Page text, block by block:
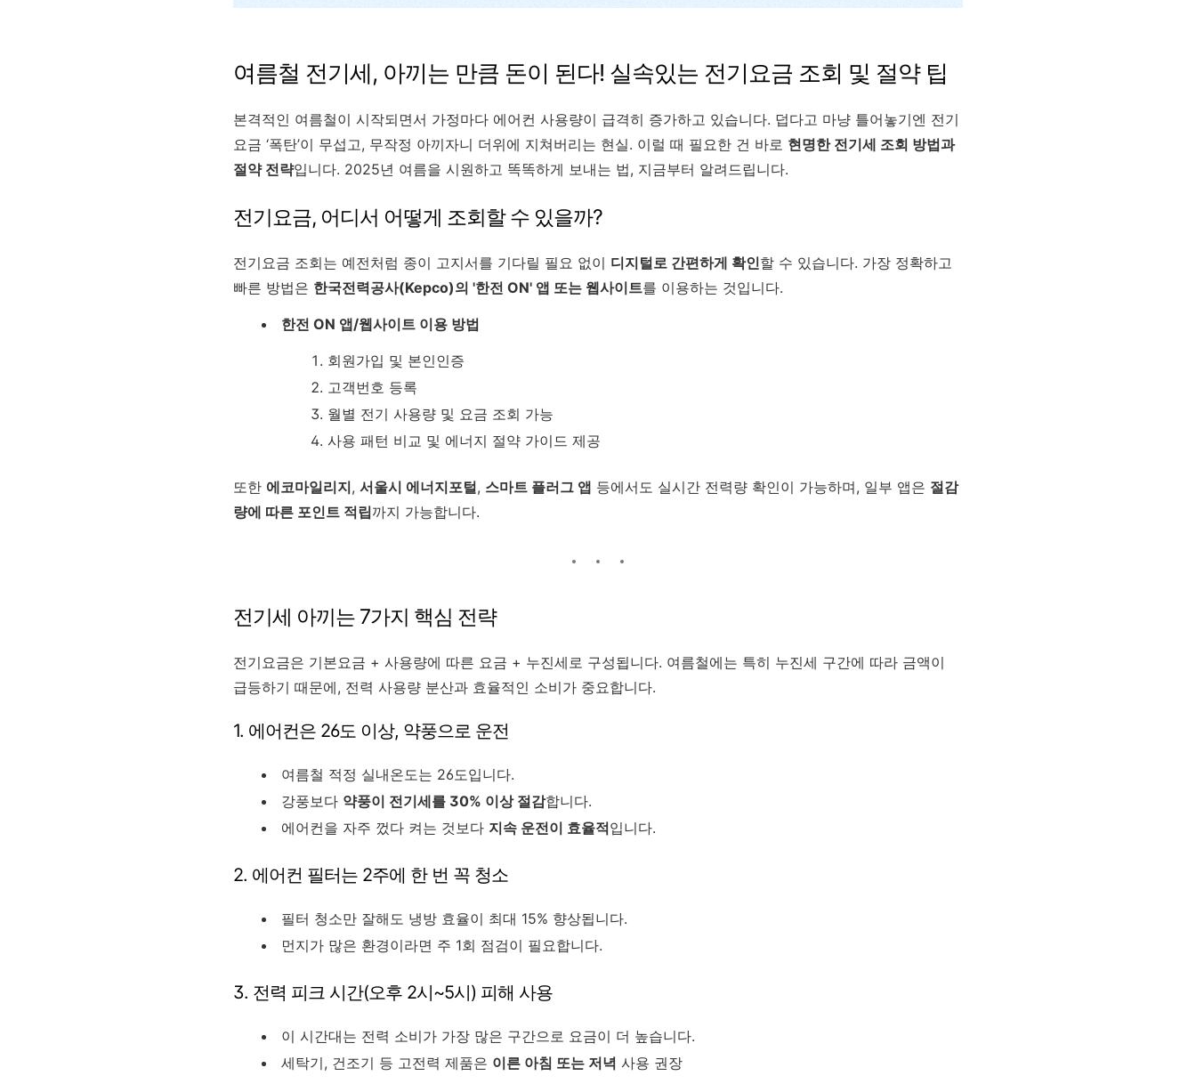
여름철 전기세, 아끼는 만큼 돈이 된다! 실속있는 전기요금 조회 및 절약 팁
본격적인 여름철이 시작되면서 가정마다 에어컨 사용량이 급격히 증가하고 있습니다. 덥다고 마냥 틀어놓기엔 전기
요금 ‘폭탄’이 무섭고, 무작정 아끼자니 더위에 지쳐버리는 현실. 이럴 때 필요한 건 바로 현명한 전기세 조회 방법과
절약 전략입니다. 2025년 여름을 시원하고 똑똑하게 보내는 법, 지금부터 알려드립니다.
전기요금, 어디서 어떻게 조회할 수 있을까?
전기요금 조회는 예전처럼 종이 고지서를 기다릴 필요 없이 디지털로 간편하게 확인할 수 있습니다. 가장 정확하고
빠른 방법은 한국전력공사(Kepco)의 '한전 ON' 앱 또는 웹사이트를 이용하는 것입니다.
한전 ON 앱/웹사이트 이용 방법
회원가입 및 본인인증
고객번호 등록
월별 전기 사용량 및 요금 조회 가능
사용 패턴 비교 및 에너지 절약 가이드 제공
또한 에코마일리지, 서울시 에너지포털, 스마트 플러그 앱 등에서도 실시간 전력량 확인이 가능하며, 일부 앱은 절감
량에 따른 포인트 적립까지 가능합니다.
전기세 아끼는 7가지 핵심 전략
전기요금은 기본요금 + 사용량에 따른 요금 + 누진세로 구성됩니다. 여름철에는 특히 누진세 구간에 따라 금액이
급등하기 때문에, 전력 사용량 분산과 효율적인 소비가 중요합니다.
1. 에어컨은 26도 이상, 약풍으로 운전
여름철 적정 실내온도는 26도입니다.
강풍보다 약풍이 전기세를 30% 이상 절감합니다.
에어컨을 자주 껐다 켜는 것보다 지속 운전이 효율적입니다.
2. 에어컨 필터는 2주에 한 번 꼭 청소
필터 청소만 잘해도 냉방 효율이 최대 15% 향상됩니다.
먼지가 많은 환경이라면 주 1회 점검이 필요합니다.
3. 전력 피크 시간(오후 2시~5시) 피해 사용
이 시간대는 전력 소비가 가장 많은 구간으로 요금이 더 높습니다.
세탁기, 건조기 등 고전력 제품은 이른 아침 또는 저녁 사용 권장